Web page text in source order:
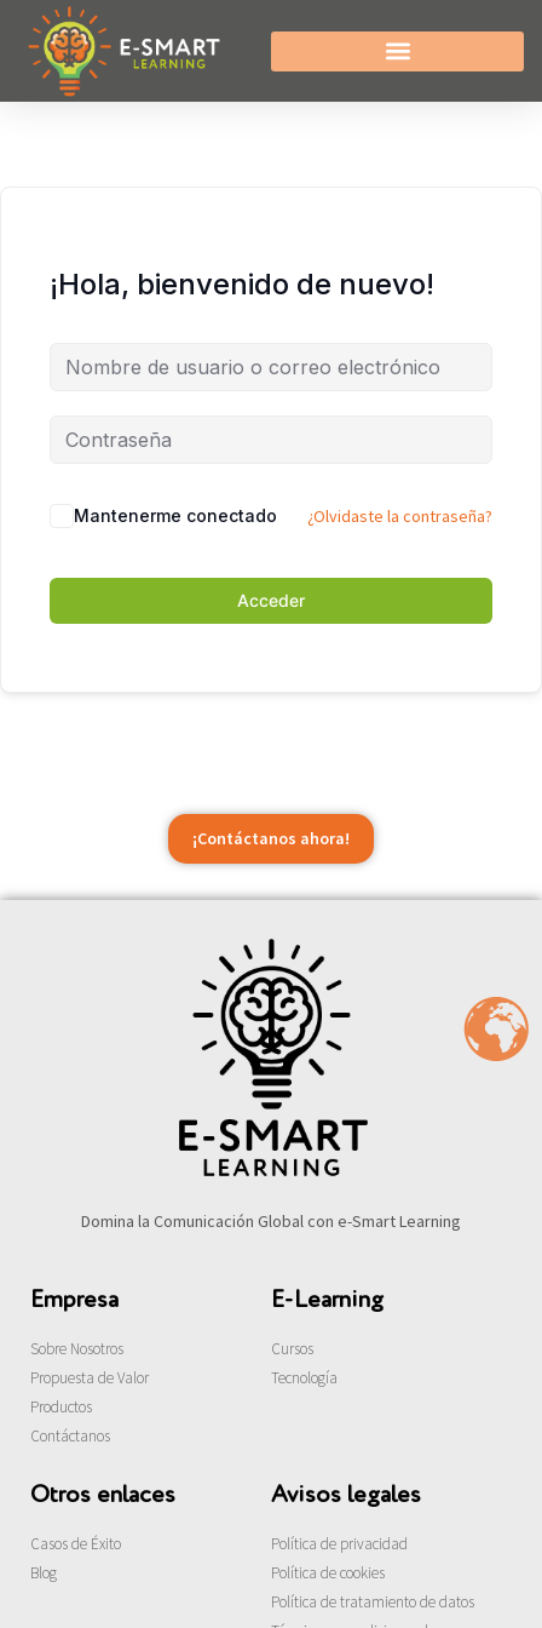
¡Hola, bienvenido de nuevo!
Mantenerme conectado ¿Olvidaste la contraseña?
Acceder
¡Contáctanos ahora!
Domina la Comunicación Global con e-Smart Learning
Empresa
Sobre Nosotros
Propuesta de Valor
Productos
Contáctanos
E-Learning
Cursos
Tecnología
Otros enlaces
Casos de Éxito
Blog
Avisos legales
Política de privacidad
Política de cookies
Política de tratamiento de datos